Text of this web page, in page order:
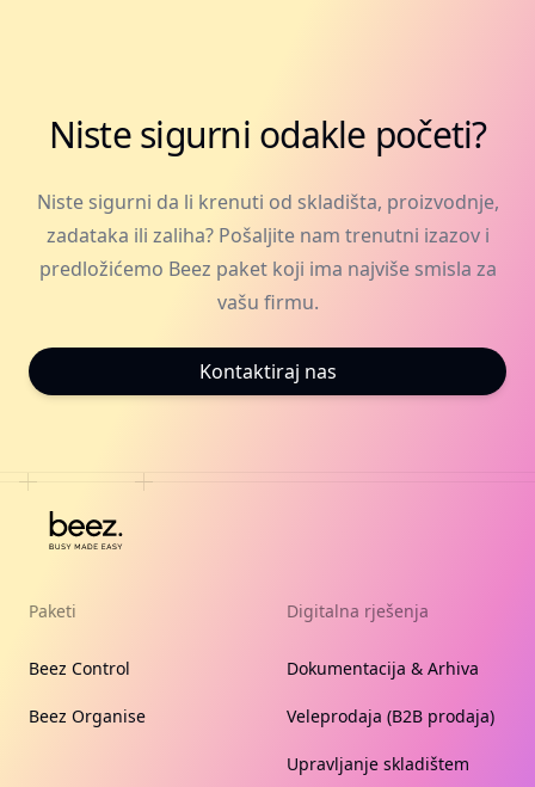
Niste sigurni odakle početi?
Niste sigurni da li krenuti od skladišta, proizvodnje,
zadataka ili zaliha? Pošaljite nam trenutni izazov i
predložićemo Beez paket koji ima najviše smisla za
vašu firmu.
Kontaktiraj nas
Paketi
Beez Control
Beez Organise
Digitalna rješenja
Dokumentacija & Arhiva
Veleprodaja (B2B prodaja)
Upravljanje skladištem